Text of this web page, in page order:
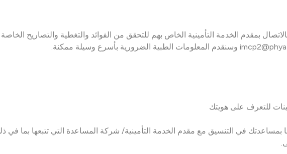
بمقدم الخدمة التأمينية الخاص بهم للتحقق من الفوائد والتغطية والتصاريح
للتعرف على هويتك
بمساعدتك في التنسيق مع مقدم الخدمة التأمينية/ شركة المساعدة التي تتبعها بما